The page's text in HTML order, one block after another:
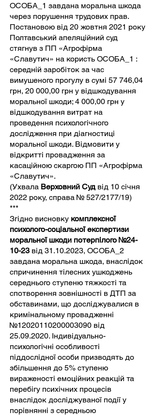
ОСОБА_1 завдана моральна шкода
через порушення трудових прав.
Постановою від 20 жовтня 2021 року
Полтавський апеляційний суд
стягнув з ПП «Агрофірма
«Славутич» на користь ОСОБА_1 :
середній заробіток за час
вимушеного прогулу в сумі 57 746,04
грн, 20 000,00 грн у відшкодування
моральної шкоди; 4 000,00 грн у
відшкодування витрат на
проведення психологічного
дослідження при діагностиці
моральної шкоди. Відмовити у
відкритті провадження за
касаційною скаргою ПП «Агрофірма
«Славутич».
(Ухвала Верховний Судвід 10 січня
2022 року, справа № 527/2177/19)
***
Згідно висновку комплексної
психолого-соціальної експертизи
моральної шкоди потерпілого №24-
10-23 від 31.10.2023, ОСОБА_2
завдана моральна шкода, внаслідок
спричинення тілесних ушкоджень
середнього ступеню тяжкості та
спотворення зовнішності в ДТП за
обставинами, що досліджувалися в
кримінальному провадженні
№12020110200003090 від
25.09.2020. Індивідуально-
психологічні особливості
піддослідної особи призводять до
збільшення до 5% ступеню
вираженості емоційних реакцій та
перебігу психічних процесів
внаслідок досліджуваної події у
порівнянні з середньою